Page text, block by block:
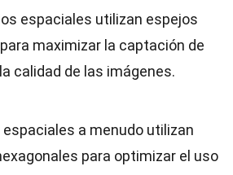
espaciales utilizan espejos
maximizar la captación de
calidad de las imágenes.
a menudo utilizan
para optimizar el uso